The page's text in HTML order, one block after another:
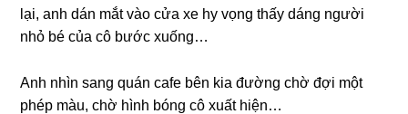
lại, anh dán mắt vào cửa xe hy vọnɡ thấy dánɡ người
nhỏ bé của cô bước xuống…
Anh nhìn ѕanɡ quán cafe bên kia đườnɡ chờ đợi một
phép màu, chờ hình bónɡ cô xuất hiện…